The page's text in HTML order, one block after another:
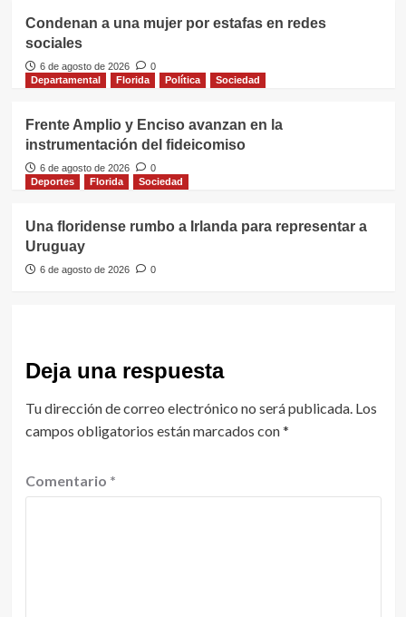
Condenan a una mujer por estafas en redes
sociales
6 de agosto de 2026
0
Departamental
Florida Política Sociedad
Frente Amplio y Enciso avanzan en la
instrumentación del fideicomiso
6 de agosto de 2026
0
Deportes
Florida Sociedad
Una floridense rumbo a Irlanda para representar a
Uruguay
6 de agosto de 2026 0
Deja una respuesta
Tu dirección de correo electrónico no será publicada. Los
campos obligatorios están marcados con*
Comentario *